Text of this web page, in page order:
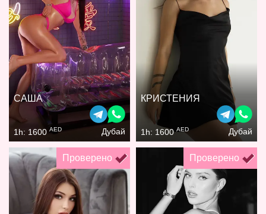
САША
1h: 1600 AED Дубай
КРИСТЕНИЯ
1h: 1600AED Дубай
Проверено Проверено